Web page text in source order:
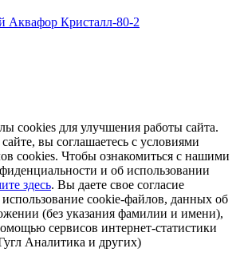
Аквафор Кристалл-80-2
cookies для улучшения работы сайта.
вы соглашаетесь с условиями
cookies. Чтобы ознакомиться с нашими
и об использовании
здесь. Вы даете свое согласие
cookie-файлов, данных об
(без указания фамилии и имени),
сервисов интернет-статистики
Аналитика и других)